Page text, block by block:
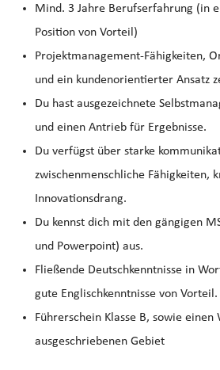
Mind. 3 Jahre Berufserfahrung (in
Position von Vorteil)
Projektmanagement-Fähigkeiten,
und ein kundenorientierter Ansatz
Du hast ausgezeichnete
und einen Antrieb für Ergebnisse.
Du verfügst über starke
zwischenmenschliche Fähigkeiten,
Innovationsdrang.
Du kennst dich mit den gängigen
und Powerpoint) aus.
Fließende Deutschkenntnisse in
gute Englischkenntnisse von Vorteil.
Führerschein Klasse B, sowie einen
ausgeschriebenen Gebiet